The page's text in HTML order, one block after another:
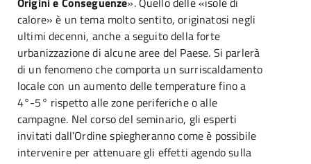
calore» è un tema molto sentito, originatosi negli
ultimi decenni, anche a seguito della forte
urbanizzazione di alcune aree del Paese. Si parlerà
di un fenomeno che comporta un surriscaldamento
locale con un aumento delle temperature fino a
4°-5° rispetto alle zone periferiche o alle
campagne. Nel corso del seminario, gli esperti
invitati dall’Ordine spiegheranno come è possibile
intervenire per attenuare gli effetti agendo sulla